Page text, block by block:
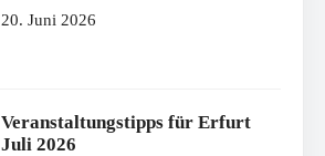
20. Juni 2026
Veranstaltungstipps für Erfurt
Juli 2026